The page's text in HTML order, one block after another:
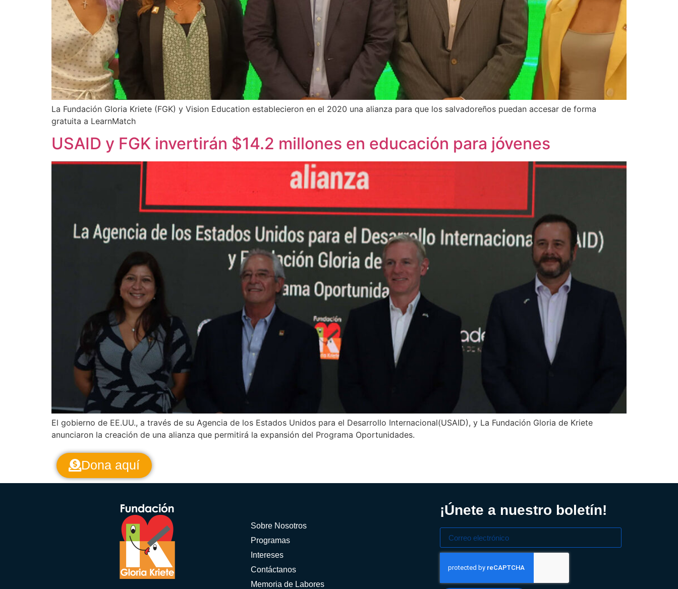
La Fundación Gloria Kriete (FGK) y Vision Education establecieron en el 2020 una alianza para que los salvadoreños puedan accesar de forma
gratuita a LearnMatch
USAID y FGK invertirán $14.2 millones en educación para jóvenes
El gobierno de EE.UU., a través de su Agencia de los Estados Unidos para el Desarrollo Internacional(USAID), y La Fundación Gloria de Kriete
anunciaron la creación de una alianza que permitirá la expansión del Programa Oportunidades.
Dona aquí
Sobre Nosotros
Programas
Intereses
Contáctanos
Memoria de Labores
¡Únete a nuestro boletín!